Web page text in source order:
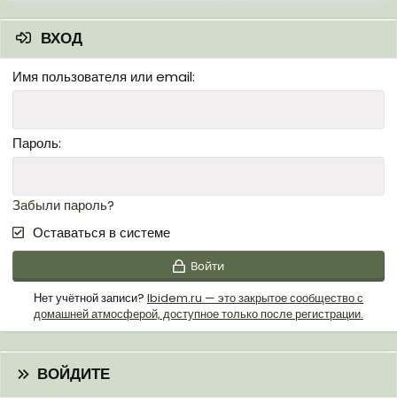
ВХОД
Имя пользователя или email
Пароль
Забыли пароль?
Оставаться в системе
Войти
Нет учётной записи? Ibidem.ru — это закрытое сообщество с
домашней атмосферой, доступное только после регистрации.
ВОЙДИТЕ